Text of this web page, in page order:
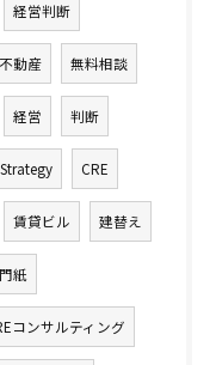
経営判断
動産 無料相談
経営 判断
CRE
賃貸ビル 建替え
紙
コンサルティング